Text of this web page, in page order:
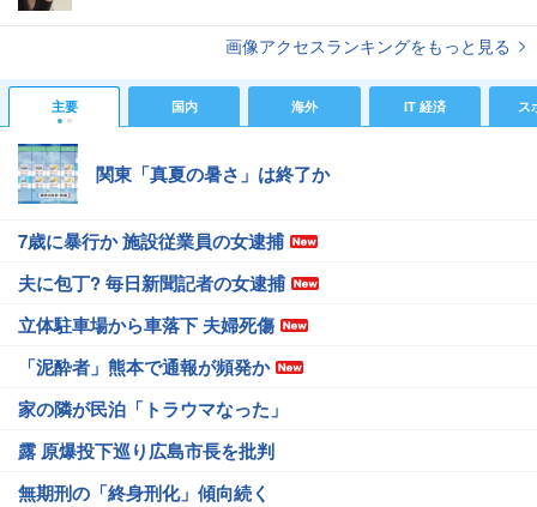
画像アクセスランキングをもっと見る
主要 国内 海外 IT 経済 ス
関東「真夏の暑さ」は終了か
7歳に暴行か 施設従業員の女逮捕
夫に包丁? 毎日新聞記者の女逮捕
立体駐車場から車落下 夫婦死傷
「泥酔者」熊本で通報が頻発か
家の隣が民泊「トラウマなった」
露 原爆投下巡り広島市長を批判
無期刑の「終身刑化」傾向続く